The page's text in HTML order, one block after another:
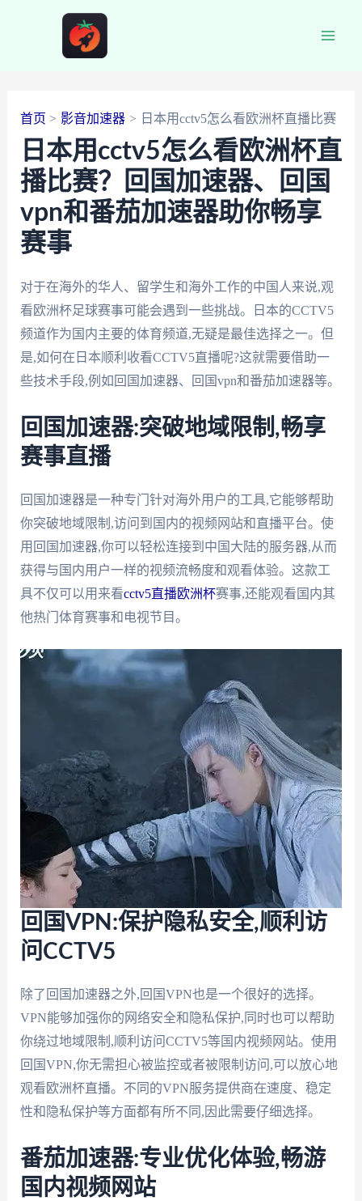
首页 影音加速器 日本用cctv5怎么看欧洲杯直播比赛
日本用cctv5怎么看欧洲杯直
播比赛？回国加速器、回国
vpn和番茄加速器助你畅享
赛事
对于在海外的华人、留学生和海外工作的中国人来说,观
看欧洲杯足球赛事可能会遇到一些挑战。日本的CCTV5
频道作为国内主要的体育频道,无疑是最佳选择之一。但
是,如何在日本顺利收看CCTV5直播呢?这就需要借助一
些技术手段,例如回国加速器、回国vpn和番茄加速器等。
回国加速器:突破地域限制,畅享
赛事直播
回国加速器是一种专门针对海外用户的工具,它能够帮助
你突破地域限制,访问到国内的视频网站和直播平台。使
用回国加速器,你可以轻松连接到中国大陆的服务器,从而
获得与国内用户一样的视频流畅度和观看体验。这款工
具不仅可以用来看cctv5直播欧洲杯赛事,还能观看国内其
他热门体育赛事和电视节目。
回国VPN:保护隐私安全,顺利访
问CCTV5
除了回国加速器之外,回国VPN也是一个很好的选择。
VPN能够加强你的网络安全和隐私保护,同时也可以帮助
你绕过地域限制,顺利访问CCTV5等国内视频网站。使用
回国VPN,你无需担心被监控或者被限制访问,可以放心地
观看欧洲杯直播。不同的VPN服务提供商在速度、稳定
性和隐私保护等方面都有所不同,因此需要仔细选择。
番茄加速器:专业优化体验,畅游
国内视频网站